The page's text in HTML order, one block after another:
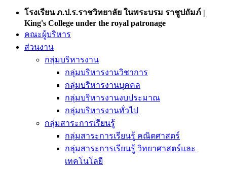
โรงเรียน ภ.ป.ร.ราชวิทยาลัย ในพระบรม ราชูปถัมภ์ |
King's College under the royal patronage
คณะผู้บริหาร
ส่วนงาน
กลุ่มบริหารงาน
กลุ่มบริหารงานวิชาการ
กลุ่มบริหารงานบุคคล
กลุ่มบริหารงานงบประมาณ
กลุ่มบริหารงานทั่วไป
กลุ่มสาระการเรียนรู้
กลุ่มสาระการเรียนรู้ คณิตศาสตร์
กลุ่มสาระการเรียนรู้ วิทยาศาสตร์และ
เทคโนโลยี